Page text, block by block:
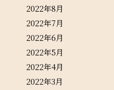
2022年8月
2022年7月
2022年6月
2022年5月
2022年4月
2022年3月